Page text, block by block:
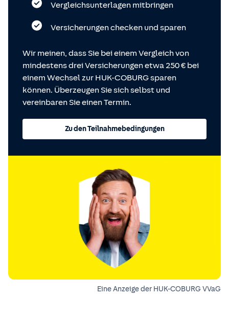
Vergleichsunterlagen mitbringen
Versicherungen checken und sparen
Wir meinen, dass Sie bei einem Vergleich von
mindestens drei Versicherungen etwa 250 € bei
einem Wechsel zur HUK-COBURG sparen
können. Überzeugen Sie sich selbst und
vereinbaren Sie einen Termin.
Zu den Teilnahmebedingungen
Eine Anzeige der HUK-COBURG VVaG